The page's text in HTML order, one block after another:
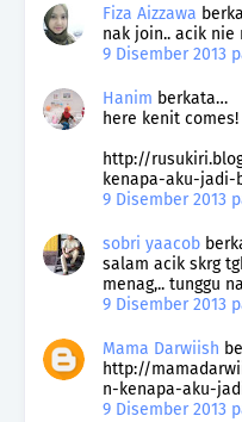
Fiza Aizzawa
nak join.. acik
9 Disember 2013
Hanim berkata…
here kenit
http://
kenapa-aku-jadi-
9 Disember 2013
sobri yaacob
salam acik skrg
menag,.. tunggu
9 Disember 2013
Mama Darwiish
http://
n-kenapa-aku-
9 Disember 2013